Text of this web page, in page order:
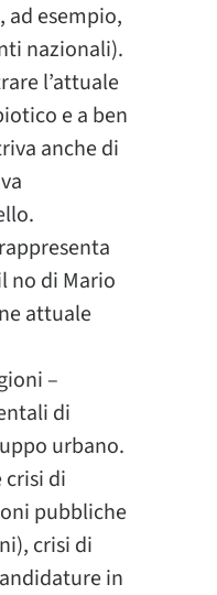
esempio,
nazionali).
l’attuale
e a ben
anche di
no di Mario
attuale
–
di
urbano.
di
pubbliche
crisi di
in